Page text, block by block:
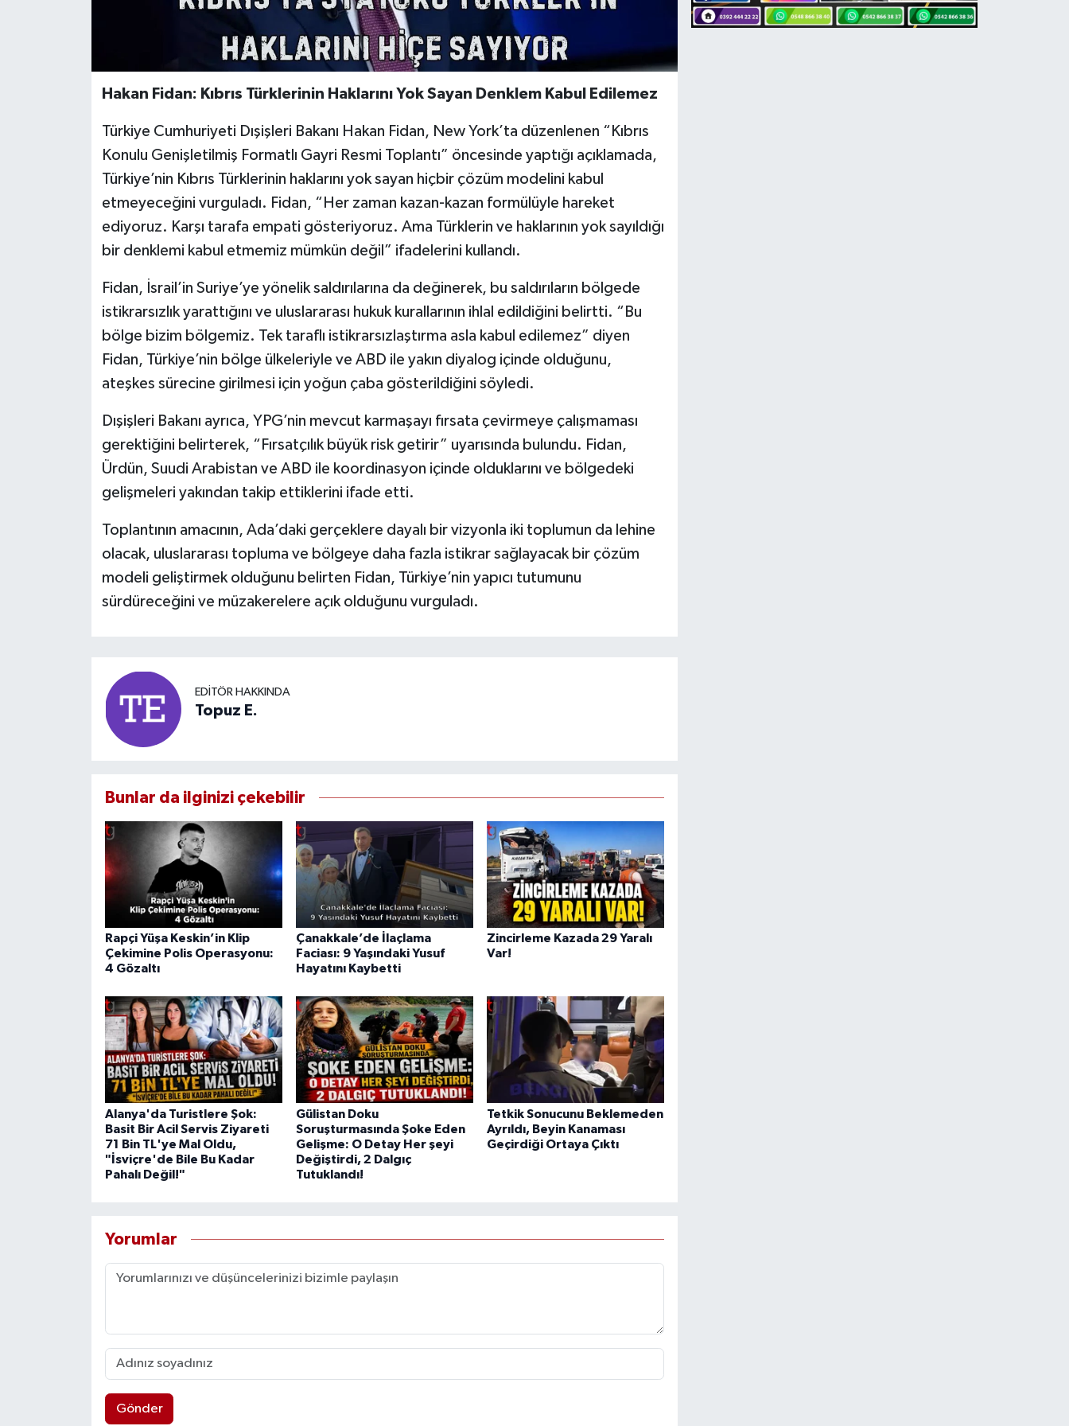
Hakan Fidan: Kıbrıs Türklerinin Haklarını Yok Sayan Denklem Kabul Edilemez
Türkiye Cumhuriyeti Dışişleri Bakanı Hakan Fidan, New York’ta düzenlenen “Kıbrıs
Konulu Genişletilmiş Formatlı Gayri Resmi Toplantı” öncesinde yaptığı açıklamada,
Türkiye’nin Kıbrıs Türklerinin haklarını yok sayan hiçbir çözüm modelini kabul
etmeyeceğini vurguladı. Fidan, “Her zaman kazan-kazan formülüyle hareket
ediyoruz. Karşı tarafa empati gösteriyoruz. Ama Türklerin ve haklarının yok sayıldığı
bir denklemi kabul etmemiz mümkün değil” ifadelerini kullandı.
Fidan, İsrail’in Suriye’ye yönelik saldırılarına da değinerek, bu saldırıların bölgede
istikrarsızlık yarattığını ve uluslararası hukuk kurallarının ihlal edildiğini belirtti. “Bu
bölge bizim bölgemiz. Tek taraflı istikrarsızlaştırma asla kabul edilemez” diyen
Fidan, Türkiye’nin bölge ülkeleriyle ve ABD ile yakın diyalog içinde olduğunu,
ateşkes sürecine girilmesi için yoğun çaba gösterildiğini söyledi.
Dışişleri Bakanı ayrıca, YPG’nin mevcut karmaşayı fırsata çevirmeye çalışmaması
gerektiğini belirterek, “Fırsatçılık büyük risk getirir” uyarısında bulundu. Fidan,
Ürdün, Suudi Arabistan ve ABD ile koordinasyon içinde olduklarını ve bölgedeki
gelişmeleri yakından takip ettiklerini ifade etti.
Toplantının amacının, Ada’daki gerçeklere dayalı bir vizyonla iki toplumun da lehine
olacak, uluslararası topluma ve bölgeye daha fazla istikrar sağlayacak bir çözüm
modeli geliştirmek olduğunu belirten Fidan, Türkiye’nin yapıcı tutumunu
sürdüreceğini ve müzakerelere açık olduğunu vurguladı.
EDITÖR HAKKINDA
Topuz E.
Bunlar da ilginizi çekebilir
Rapçi Yüşa Keskin’in Klip
Çekimine Polis Operasyonu:
4 Gözaltı
Çanakkale’de İlaçlama
Faciası: 9 Yaşındaki Yusuf
Hayatını Kaybetti
Zincirleme Kazada 29 Yaralı
Var!
Alanya'da Turistlere Şok:
Basit Bir Acil Servis Ziyareti
71 Bin TL'ye Mal Oldu,
"İsviçre'de Bile Bu Kadar
Pahalı Değil!"
Gülistan Doku
Soruşturmasında Şoke Eden
Gelişme: O Detay Her şeyi
Değiştirdi, 2 Dalgıç
Tutuklandı!
Tetkik Sonucunu Beklemeden
Ayrıldı, Beyin Kanaması
Geçirdiği Ortaya Çıktı
Yorumlar
Gönder